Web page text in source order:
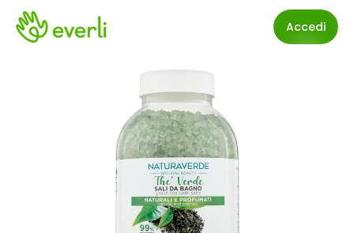
Accedi